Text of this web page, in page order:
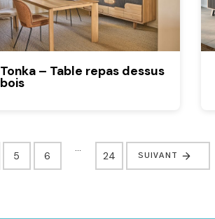
Tonka – Table repas dessus
bois
5 6
…
24 SUIVANT